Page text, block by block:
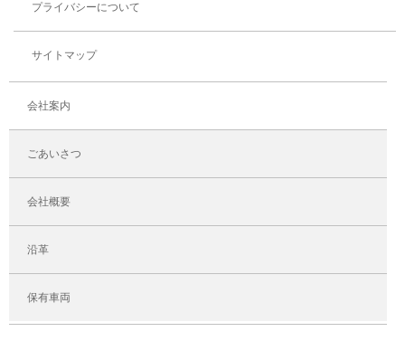
プライバシーについて
サイトマップ
会社案内
ごあいさつ
会社概要
沿革
保有車両